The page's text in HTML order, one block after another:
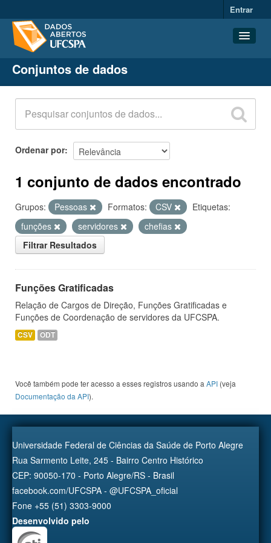
Entrar
Conjuntos de dados
Organizações
Grupos
Sobre
Conjuntos de dados
Ordenar por
1 conjunto de dados encontrado
Grupos: Pessoas Formatos: CSV
Etiquetas:
funções
servidores
chefias
Filtrar Resultados
Funções Gratificadas
Relação de Cargos de Direção, Funções Gratificadas e
Funções de Coordenação de servidores da UFCSPA.
CSV ODT
Você também pode ter acesso a esses registros usando a API (veja
Documentação da API).
Universidade Federal de Ciências da Saúde de Porto Alegre
Rua Sarmento Leite, 245 - Bairro Centro Histórico
CEP: 90050-170 - Porto Alegre/RS - Brasil
facebook.com/UFCSPA - @UFCSPA_oficial
Fone +55 (51) 3303-9000
Desenvolvido pelo